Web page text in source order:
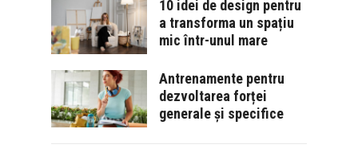
10 idei de design pentru
a transforma un spațiu
mic într-unul mare
Antrenamente pentru
dezvoltarea forței
generale și specifice